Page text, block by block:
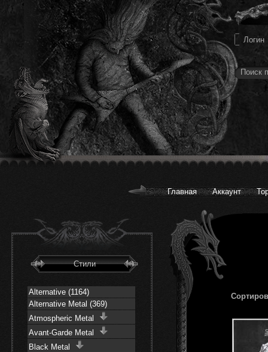
Главная Аккаунт
Стили
Alternative (1164)
Alternative Metal (369)
Atmospheric Metal
Avant-Garde Metal
Black Metal